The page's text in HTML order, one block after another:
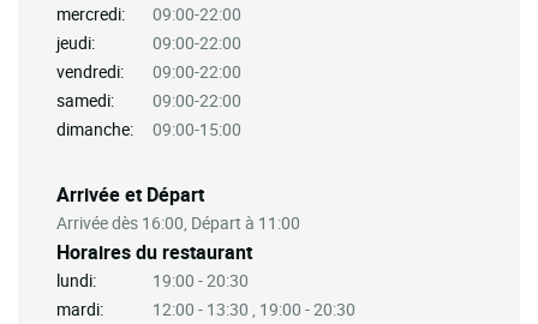
mercredi:
09:00-22:00
jeudi:
09:00-22:00
vendredi:
09:00-22:00
samedi:
09:00-22:00
dimanche:
09:00-15:00
Arrivée et Départ
Arrivée dès 16:00, Départ à 11:00
Horaires du restaurant
lundi:
19:00 - 20:30
mardi:
12:00 - 13:30 , 19:00 - 20:30